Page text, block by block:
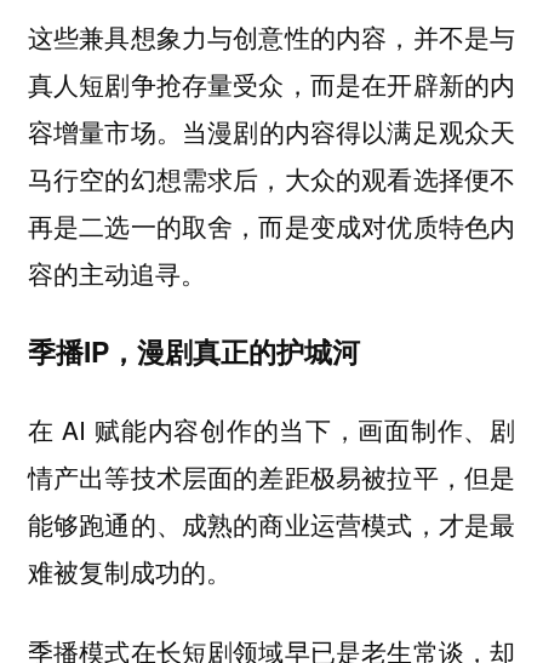
这些兼具想象力与创意性的内容，并不是与
真人短剧争抢存量受众，而是在开辟新的内
容增量市场。 当漫剧的内容得以满足观众天
马行空的幻想需求后，大众的观看选择便不
再是二选一的取舍，而是变成对优质特色内
容的主动追寻。
季播IP，漫剧真正的护城河
在 AI 赋能内容创作的当下，画面制作、剧
情产出等技术层面的差距极易被拉平，但是
能够跑通的、成熟的商业运营模式，才是最
难被复制成功的。
季播模式在长短剧领域早已是老生常谈，却